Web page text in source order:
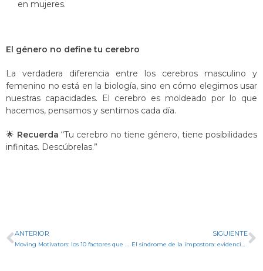
en mujeres​​.
El género no define tu cerebro
La verdadera diferencia entre los cerebros masculino y
femenino no está en la biología, sino en cómo elegimos usar
nuestras capacidades. El cerebro es moldeado por lo que
hacemos, pensamos y sentimos cada día.
🌟 Recuerda “Tu cerebro no tiene género, tiene posibilidades
infinitas. Descúbrelas.”
ANTERIOR SIGUIENTE